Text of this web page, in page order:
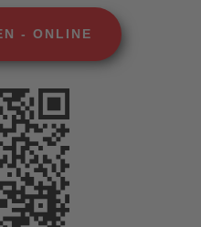
- ONLINE